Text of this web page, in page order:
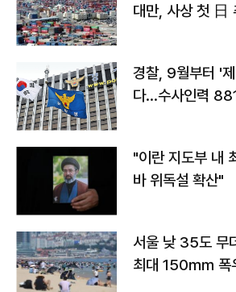
대만, 사상 첫 日
경찰, 9월부터 '
다…수사인력
"이란 지도부 내
바 위독설 확산"
서울 낮 35도 무
최대 150㎜ 폭